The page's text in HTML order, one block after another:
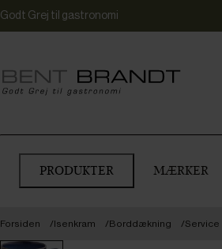
Godt Grej til gastronomi
PRODUKTER MÆRKER
Forsiden Isenkram Borddækning Service